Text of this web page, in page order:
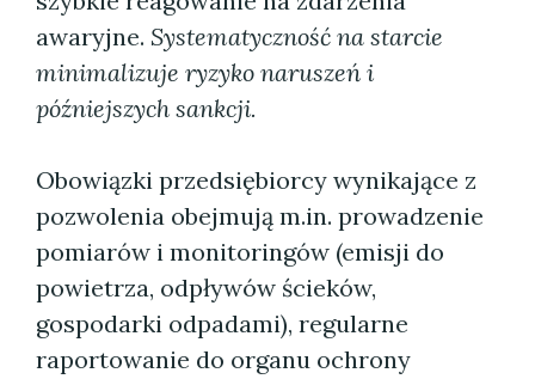
awaryjne. Systematyczność na starcie
minimalizuje ryzyko naruszeń i
późniejszych sankcji.
Obowiązki przedsiębiorcy wynikające z
pozwolenia obejmują m.in. prowadzenie
pomiarów i monitoringów (emisji do
powietrza, odpływów ścieków,
gospodarki odpadami), regularne
raportowanie do organu ochrony